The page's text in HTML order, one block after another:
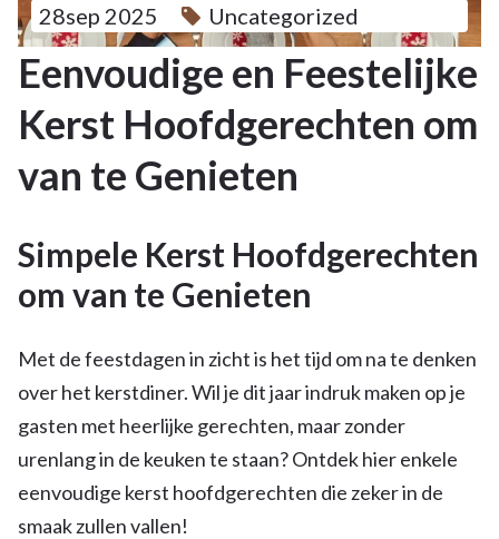
28sep 2025 Uncategorized
Eenvoudige en Feestelijke
Kerst Hoofdgerechten om
van te Genieten
Simpele Kerst Hoofdgerechten
om van te Genieten
Met de feestdagen in zicht is het tijd om na te denken
over het kerstdiner. Wil je dit jaar indruk maken op je
gasten met heerlijke gerechten, maar zonder
urenlang in de keuken te staan? Ontdek hier enkele
eenvoudige kerst hoofdgerechten die zeker in de
smaak zullen vallen!